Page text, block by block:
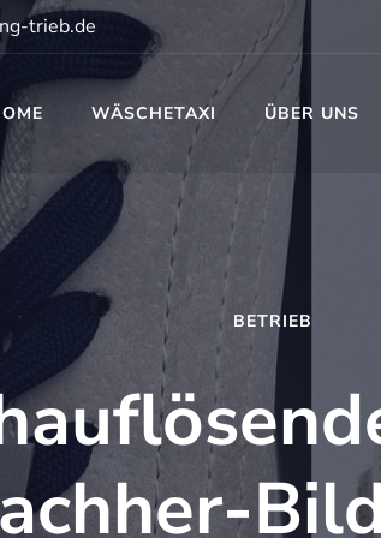
trieb.de
WÄSCHETAXI ÜBER UNS
BETRIEB